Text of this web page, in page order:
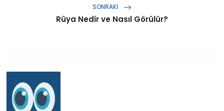
SONRAKI
Rüya Nedir ve Nasıl Görülür?